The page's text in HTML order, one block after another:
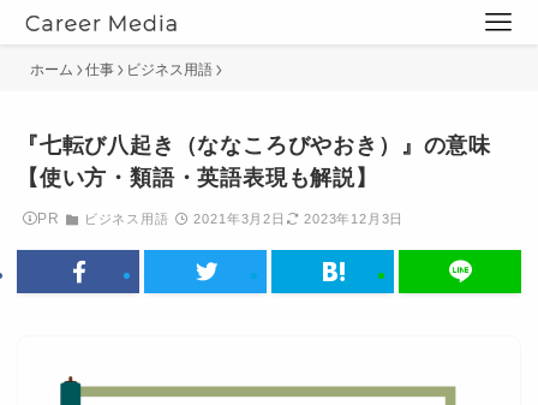
ホーム 仕事 ビジネス用語
『七転び八起き（ななころびやおき）』の意味
【使い方・類語・英語表現も解説】
PR ビジネス用語 2021年3月2日 2023年12月3日